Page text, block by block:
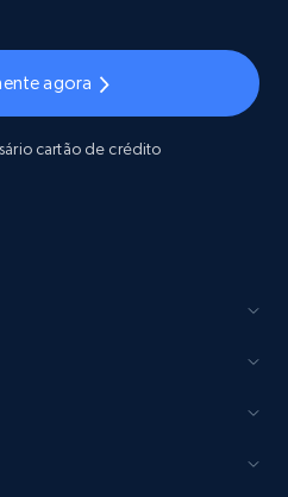
agora
cartão de crédito